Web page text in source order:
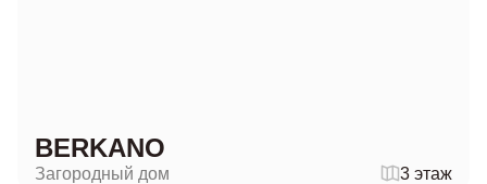
BERKANO
Загородный дом 3 этаж